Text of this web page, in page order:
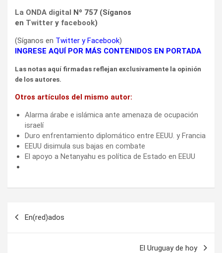
La ONDA digital Nº 757 (Síganos
en Twitter y facebook)
(Síganos en Twitter yFacebook)
INGRESE AQUÍ POR MÁS CONTENIDOS EN PORTADA
Las notas aquí firmadas reflejan exclusivamente la opinión
de los autores.
Otros artículos del mismo autor:
Alarma árabe e islámica ante amenaza de ocupación
israelí
Duro enfrentamiento diplomático entre EEUU. y Francia
EEUU disimula sus bajas en combate
El apoyo a Netanyahu es política de Estado en EEUU
En(red)ados
El Uruguay de hoy